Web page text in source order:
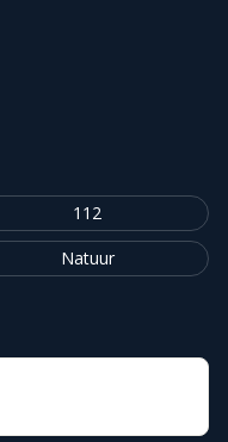
112
Natuur